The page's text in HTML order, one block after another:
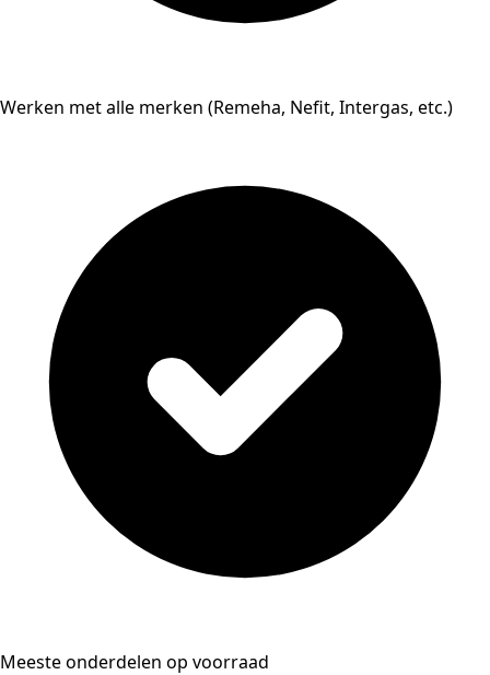
Werken met alle merken (Remeha, Nefit, Intergas, etc.)
Meeste onderdelen op voorraad